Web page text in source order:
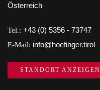
Österreich
Tel.: +43 (0) 5356 - 73747
E-Mail: info@hoefinger.tirol
STANDORT ANZEIGEN